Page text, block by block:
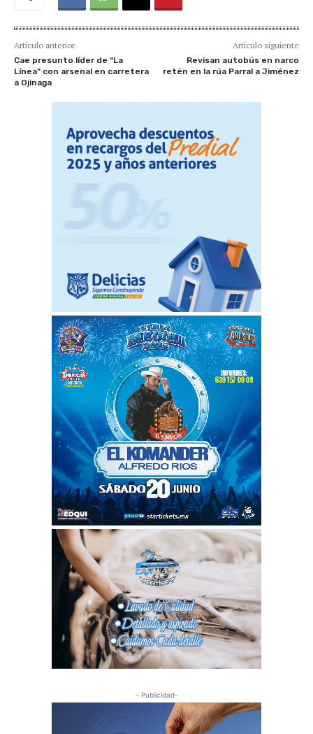
Artículo anterior
Cae presunto líder de “La
Línea” con arsenal en carretera
a Ojinaga
Artículo siguiente
Revisan autobús en narco
retén en la rúa Parral a Jiménez
- Publicidad-